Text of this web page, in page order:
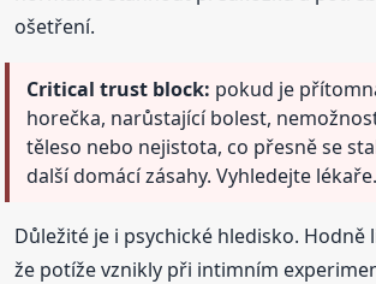
ošetření.
Critical trust block: pokud je
horečka, narůstající bolest,
těleso nebo nejistota, co přesně se
další domácí zásahy. Vyhledejte lékaře.
Důležité je i psychické hledisko. Hodně
že potíže vznikly při intimním